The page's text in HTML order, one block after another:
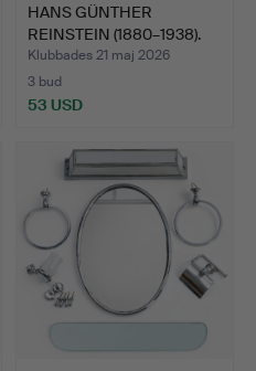
HANS GÜNTHER
REINSTEIN (1880–1938).
EFTER.…
Klubbades 21 maj 2026
3 bud
53 USD